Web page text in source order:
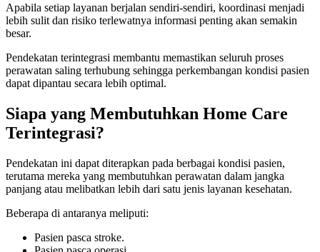
Apabila setiap layanan berjalan sendiri-sendiri, koordinasi menjadi
lebih sulit dan risiko terlewatnya informasi penting akan semakin
besar.
Pendekatan terintegrasi membantu memastikan seluruh proses
perawatan saling terhubung sehingga perkembangan kondisi pasien
dapat dipantau secara lebih optimal.
Siapa yang Membutuhkan Home Care
Terintegrasi?
Pendekatan ini dapat diterapkan pada berbagai kondisi pasien,
terutama mereka yang membutuhkan perawatan dalam jangka
panjang atau melibatkan lebih dari satu jenis layanan kesehatan.
Beberapa di antaranya meliputi:
Pasien pasca stroke.